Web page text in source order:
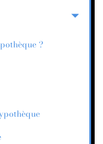
?